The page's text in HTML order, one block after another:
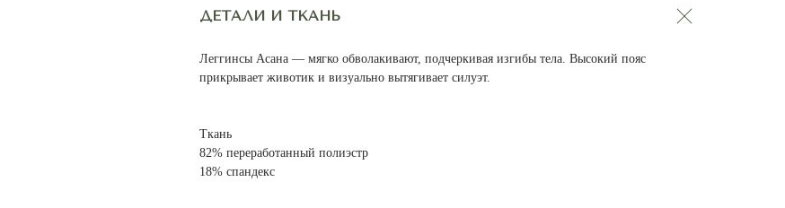
ДЕТАЛИ И ТКАНЬ
Леггинсы Асана — мягко обволакивают, подчеркивая изгибы тела. Высокий пояс
прикрывает животик и визуально вытягивает силуэт.
Ткань
82% переработанный полиэстр
18% спандекс